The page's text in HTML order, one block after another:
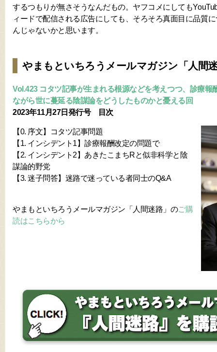
するつもりが無さそうなんだもの。ヤフコメにしても
ィードで配信される広告にしても、そろそろ真面目に品質
んじゃないかと思います。
やまもといちろうメールマガジン「人間
Vol.423 コタツ記事が生まれる根源などを考えつつ、診療報
ながら世に蔓延る陰謀論をどうしたものかと憂える回
2023年11月27日発行号 目次
【0. 序文】コタツ記事問題
【1. インシデント1】診療報酬改定の問題で
【2. インシデント2】あきたこまちRと似非科学と陰
謀論的野党
【3. 迷子問答】迷路で迷っている者同士のQ&A
やまもといちろうメールマガジン「人間迷路」のご購
読はこちらから